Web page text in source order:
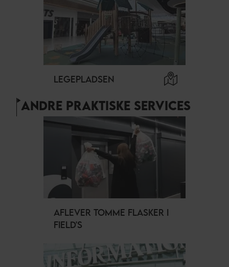
LEGEPLADSEN
ANDRE PRAKTISKE SERVICES
AFLEVER TOMME FLASKER I
FIELD'S